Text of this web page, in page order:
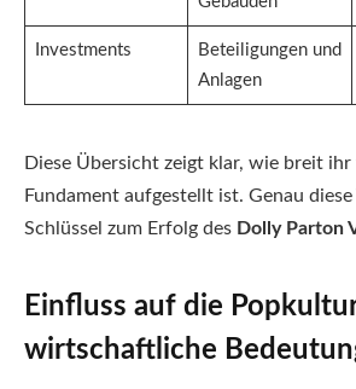
Investments
Beteiligungen und
Anlagen
Diese Übersicht zeigt klar, wie breit ihr
Fundament aufgestellt ist. Genau
Schlüssel zum Erfolg des Dolly Parton
Einfluss auf die
wirtschaftliche